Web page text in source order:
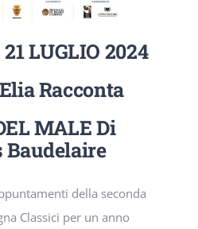
LUGLIO 2024
Racconta
MALEDi
Baudelaire
della seconda
Classici per un anno